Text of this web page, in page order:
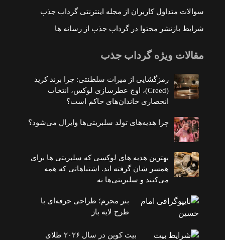
سوالات متداول کاربران از مجله اینترنتی گرداب جذب
شرایط بازنشر محتوا در گرداب جذب از رسانه ها
مقالات ویژه گرداب جذب
رمزگشایی از میراث سلطنتی: چرا برند کرید
(Creed)، اوج عطرسازی لوکس، انتخاب
انحصاری خاندان‌های حاکم است؟
چرا هدیه‌های تولد سلبریتی‌ها وایرال می‌شود؟
بهترین هدیه های لوکسی که سلبریتی ها برای
همسر شان گرفته اند. اشتباهاتی که همه
می‌کنند و سلبریتی‌ها نه
بنر محرم؛ طراحی حرفه‌ای با
طرح لایه باز
بیت کوین در سال ۲۰۲۶ طلای